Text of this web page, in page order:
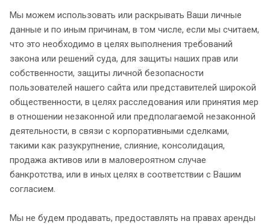
Мы можем использовать или раскрывать Ваши личные
данные и по иным причинам, в том числе, если мы считаем,
что это необходимо в целях выполнения требований
закона или решений суда, для защиты наших прав или
собственности, защиты личной безопасности
пользователей нашего сайта или представителей широкой
общественности, в целях расследования или принятия мер
в отношении незаконной или предполагаемой незаконной
деятельности, в связи с корпоративными сделками,
такими как разукрупнение, слияние, консолидация,
продажа активов или в маловероятном случае
банкротства, или в иных целях в соответствии с Вашим
согласием.
Мы не будем продавать, предоставлять на правах аренды